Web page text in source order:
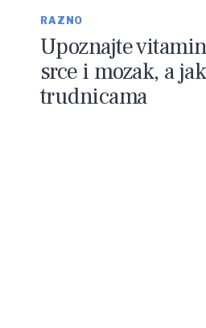
RAZNO
Upoznajte
srce i mozak, a
trudnicama